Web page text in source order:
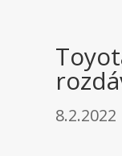
8.2.2022